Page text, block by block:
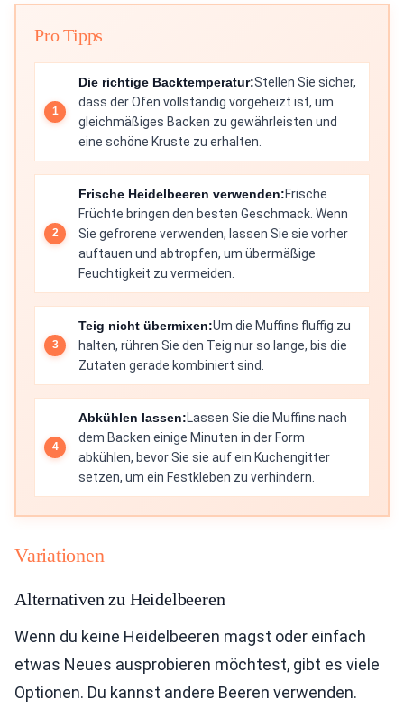
Pro Tipps
Die richtige Backtemperatur:Stellen Sie sicher,
dass der Ofen vollständig vorgeheizt ist, um
gleichmäßiges Backen zu gewährleisten und
eine schöne Kruste zu erhalten.
Frische Heidelbeeren verwenden:Frische
Früchte bringen den besten Geschmack. Wenn
Sie gefrorene verwenden, lassen Sie sie vorher
auftauen und abtropfen, um übermäßige
Feuchtigkeit zu vermeiden.
Teig nicht übermixen:Um die Muffins fluffig zu
halten, rühren Sie den Teig nur so lange, bis die
Zutaten gerade kombiniert sind.
Abkühlen lassen:Lassen Sie die Muffins nach
dem Backen einige Minuten in der Form
abkühlen, bevor Sie sie auf ein Kuchengitter
setzen, um ein Festkleben zu verhindern.
Variationen
Alternativen zu Heidelbeeren
Wenn du keine Heidelbeeren magst oder einfach
etwas Neues ausprobieren möchtest, gibt es viele
Optionen. Du kannst andere Beeren verwenden.